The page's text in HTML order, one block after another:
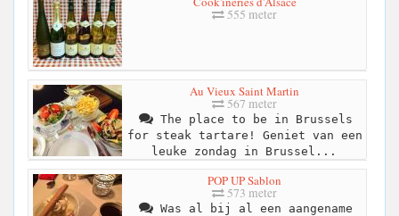
555 meter
Au Vieux Saint Martin
567 meter
The place to be in Brussels
for steak tartare! Geniet van een
leuke zondag in Brussel...
POP UP Sablon
573 meter
Was al bij al een aangename